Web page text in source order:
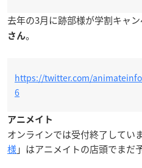
去年の3月に跡部様が学割キャ
さん。
https://twitter.com/
6
アニメイト
オンラインでは受付終了してい
様」はアニメイトの店頭でまだ